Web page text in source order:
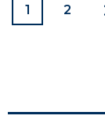
1 2